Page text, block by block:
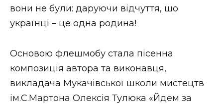
вони не були: даруючи відчуття, що
українці – це одна родина!
Основою флешмобу стала пісенна
композиція автора та виконавця,
викладача Мукачівської школи мистецтв
ім.С.Мартона Олексія Тулюка «Йдем за